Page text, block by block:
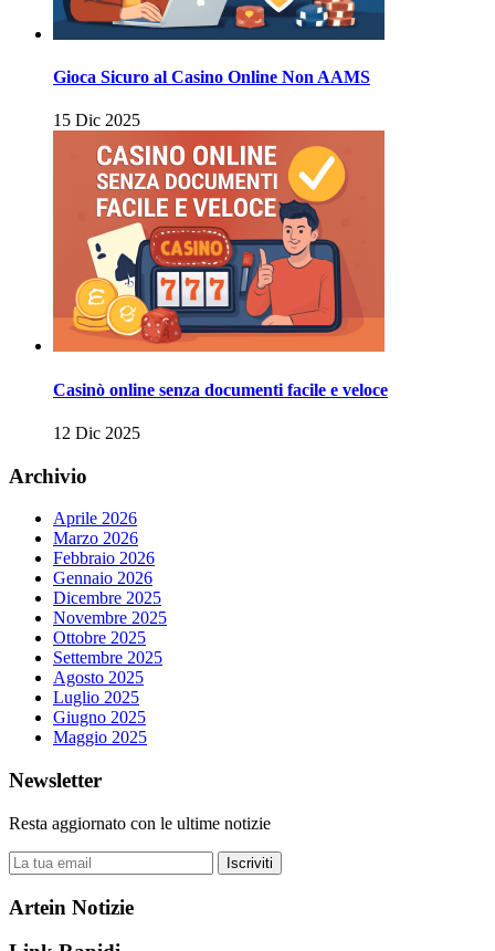
Gioca Sicuro al Casino Online Non AAMS
15 Dic 2025
Casinò online senza documenti facile e veloce
12 Dic 2025
Archivio
Aprile 2026
Marzo 2026
Febbraio 2026
Gennaio 2026
Dicembre 2025
Novembre 2025
Ottobre 2025
Settembre 2025
Agosto 2025
Luglio 2025
Giugno 2025
Maggio 2025
Newsletter
Resta aggiornato con le ultime notizie
Iscriviti
Artein Notizie